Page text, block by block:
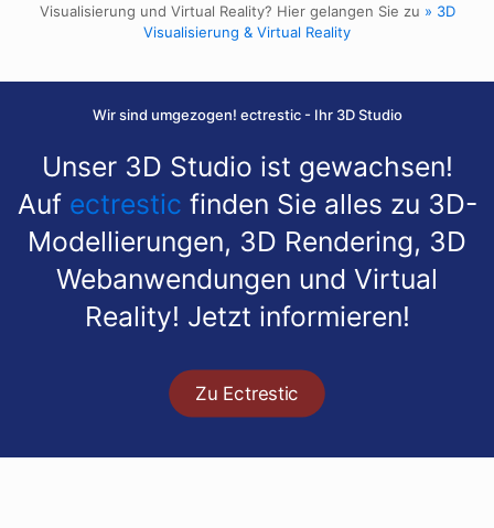
Visualisierung und Virtual Reality? Hier gelangen Sie zu » 3D
Visualisierung & Virtual Reality
Wir sind umgezogen! ectrestic - Ihr 3D Studio
Unser 3D Studio ist gewachsen!
Auf ectrestic finden Sie alles zu 3D-
Modellierungen, 3D Rendering, 3D
Webanwendungen und Virtual
Reality! Jetzt informieren!
Zu Ectrestic